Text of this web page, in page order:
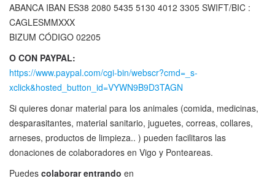
ABANCA IBAN ES38 2080 5435 5130 4012 3305 SWIFT/BIC :
CAGLESMMXXX
BIZUM CÓDIGO 02205
O CON PAYPAL:
https://www.paypal.com/cgi-bin/webscr?cmd=_s-
xclick&hosted_button_id=VYWN9B9D3TAGN
Si quieres donar material para los animales (comida, medicinas,
desparasitantes, material sanitario, juguetes, correas, collares,
arneses, productos de limpieza.. ) pueden facilitaros las
donaciones de colaboradores en Vigo y Ponteareas.
Puedes colaborar entrando en